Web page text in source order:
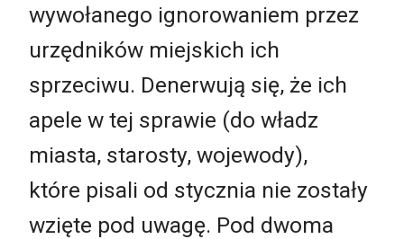
wywołanego ignorowaniem przez
urzędników miejskich ich
sprzeciwu. Denerwują się, że ich
apele w tej sprawie (do władz
miasta, starosty, wojewody),
które pisali od stycznia nie zostały
wzięte pod uwagę. Pod dwoma